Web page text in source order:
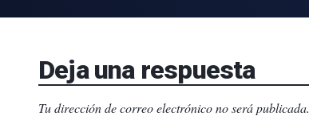
Deja una respuesta
Tu dirección de correo electrónico no será publicada.